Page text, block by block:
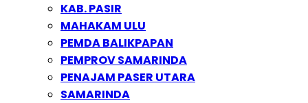
KAB. PASIR
MAHAKAM ULU
PEMDA BALIKPAPAN
PEMPROV SAMARINDA
PENAJAM PASER UTARA
SAMARINDA